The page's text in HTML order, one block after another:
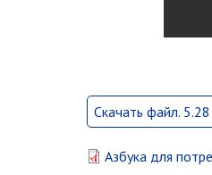
Скачать файл.
Азбука для